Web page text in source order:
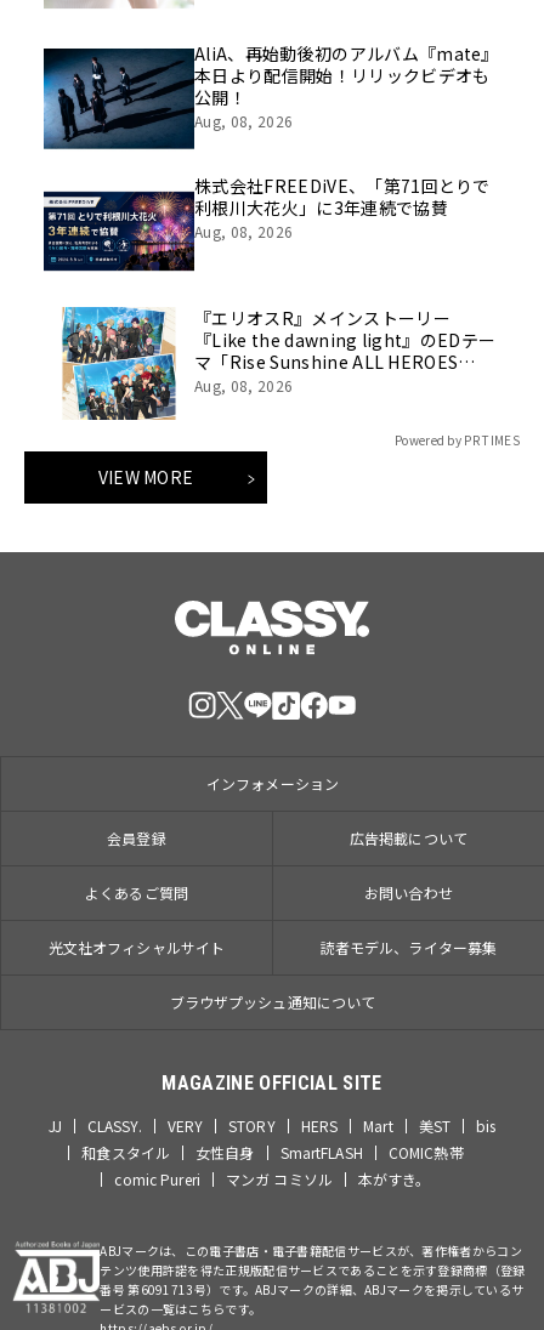
AliA、再始動後初のアルバム『mate』
本日より配信開始！リリックビデオも
公開！
Aug, 08, 2026
株式会社FREEDiVE、「第71回とりで
利根川大花火」に3年連続で協賛
Aug, 08, 2026
『エリオスR』メインストーリー
『Like the dawning light』のEDテー
マ「Rise Sunshine ALL HEROES
Ver.」がフルサイズ配信決定！
Aug, 08, 2026
Powered by PR TIMES
VIEW MORE
インフォメーション
会員登録 広告掲載について
よくあるご質問 お問い合わせ
光文社オフィシャルサイト 読者モデル、ライター募集
ブラウザプッシュ通知について
MAGAZINE OFFICIAL SITE
JJ CLASSY. VERY STORY HERS Mart 美ST
bis
和食スタイル
女性自身 SmartFLASH
COMIC熱帯
comic Pureri
マンガ コミソル 本がすき。
ABJマークは、この電子書店・電子書籍配信サービスが、著作権者からコン
テンツ使用許諾を得た正規版配信サービスであることを示す登録商標（登録
番号 第6091713号）です。ABJマークの詳細、ABJマークを掲示しているサ
ービスの一覧はこちらです。